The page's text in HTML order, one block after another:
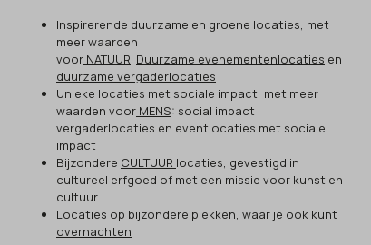
Inspirerende duurzame en groene locaties, met
meer waarden
voor NATUUR. Duurzame evenementenlocaties en
duurzame vergaderlocaties
Unieke locaties met sociale impact, met meer
waarden voor MENS: social impact
vergaderlocaties en eventlocaties met sociale
impact
Bijzondere CULTUUR locaties, gevestigd in
cultureel erfgoed of met een missie voor kunst en
cultuur
Locaties op bijzondere plekken, waar je ook kunt
overnachten